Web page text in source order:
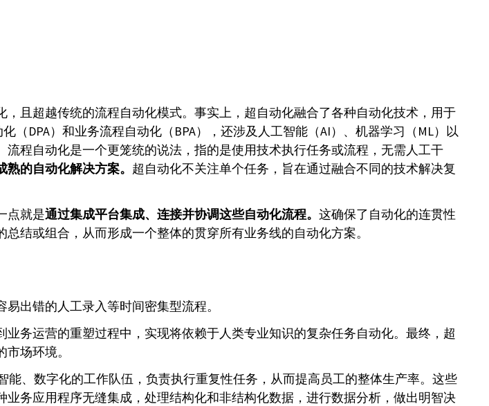
且超越传统的流程自动化模式。事实上，超自动化融合了各种自动化技术，用于
（DPA）和业务流程自动化（BPA），还涉及人工智能（AI）、机器学习（ML）以
流程自动化是一个更笼统的说法，指的是使用技术执行任务或流程，无需人工干
的自动化解决方案。 超自动化不关注单个任务，旨在通过融合不同的技术解决复
点就是通过集成平台集成、连接并协调这些自动化流程。 这确保了自动化的连贯性
结或组合，从而形成一个整体的贯穿所有业务线的自动化方案。
出错的人工录入等时间密集型流程。
务运营的重塑过程中，实现将依赖于人类专业知识的复杂任务自动化。最终，超
场环境。
、数字化的工作队伍，负责执行重复性任务，从而提高员工的整体生产率。这些
务应用程序无缝集成，处理结构化和非结构化数据，进行数据分析，做出明智决